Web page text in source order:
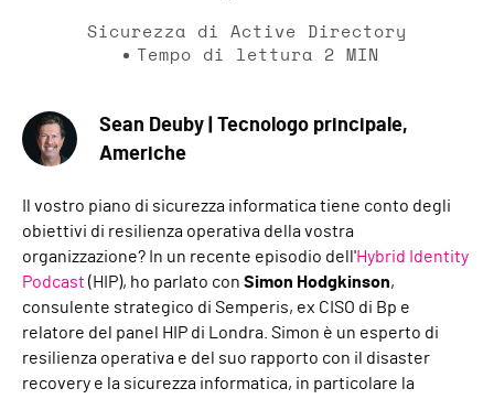
Sicurezza di Active Directory
Tempo di lettura 2 MIN
Sean Deuby | Tecnologo principale,
Americhe
Il vostro piano di sicurezza informatica tiene conto degli
obiettivi di resilienza operativa della vostra
organizzazione? In un recente episodio dell'Hybrid Identity
Podcast (HIP), ho parlato con Simon Hodgkinson,
consulente strategico di Semperis, ex CISO di Bp e
relatore del panel HIP di Londra. Simon è un esperto di
resilienza operativa e del suo rapporto con il disaster
recovery e la sicurezza informatica, in particolare la